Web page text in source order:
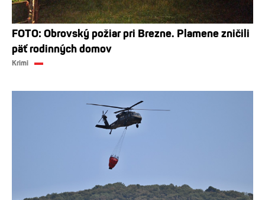
FOTO: Obrovský požiar pri Brezne. Plamene zničili
päť rodinných domov
Krimi